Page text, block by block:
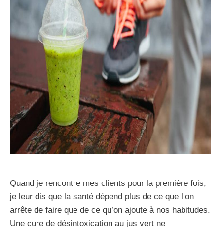
Quand je rencontre mes clients pour la première fois,
je leur dis que la santé dépend plus de ce que l’on
arrête de faire que de ce qu’on ajoute à nos habitudes.
Une cure de désintoxication au jus vert ne